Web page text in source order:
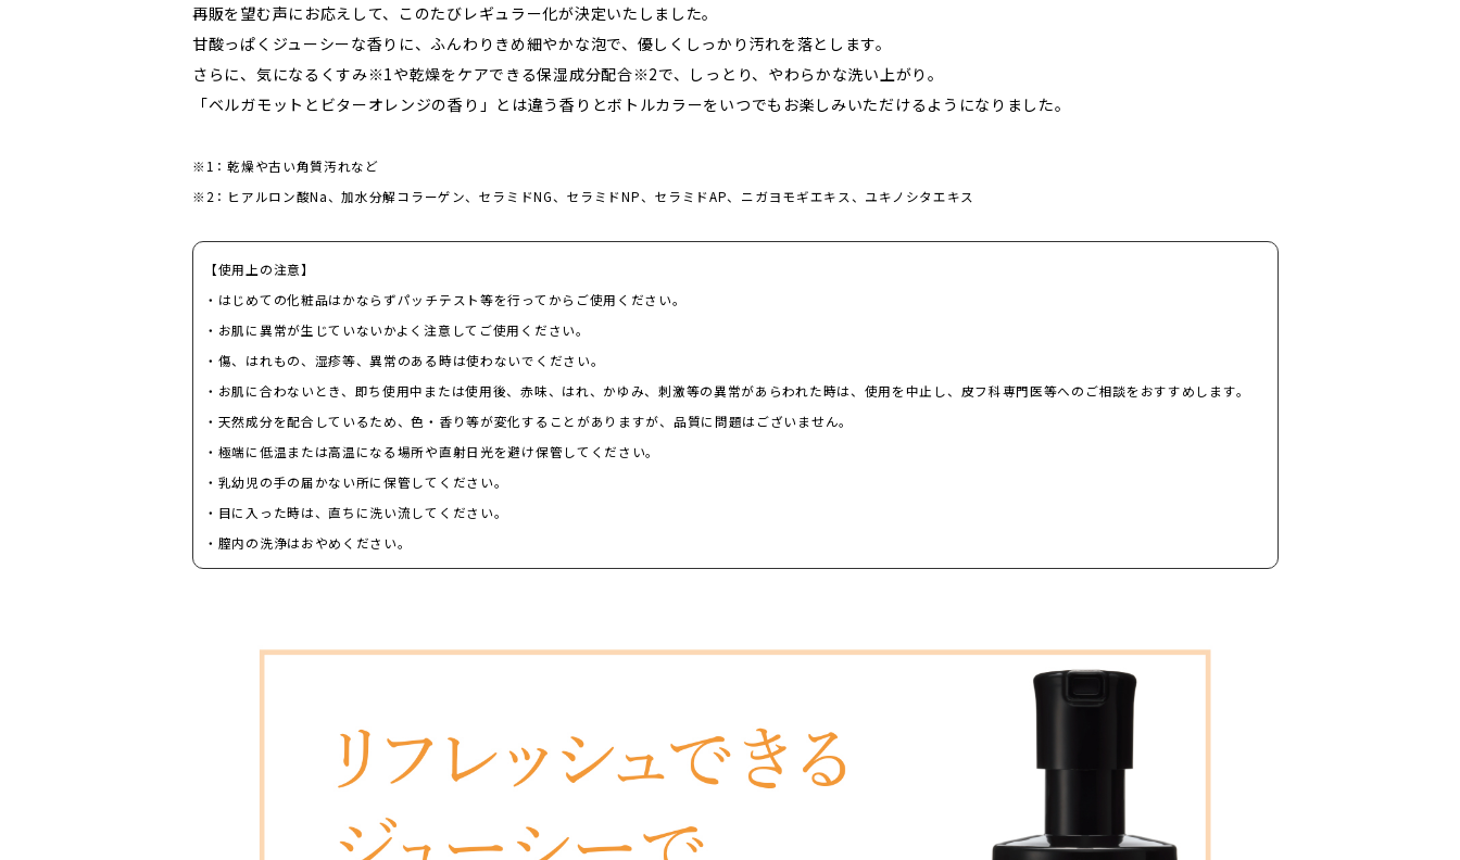
再販を望む声にお応えして、このたびレギュラー化が決定いたしました。
甘酸っぱくジューシーな香りに、ふんわりきめ細やかな泡で、優しくしっかり汚れを落とします。
さらに、気になるくすみ※1や乾燥をケアできる保湿成分配合※2で、しっとり、やわらかな洗い上がり。
「ベルガモットとビターオレンジの香り」とは違う香りとボトルカラーをいつでもお楽しみいただけるようになりました。
※1：乾燥や古い角質汚れなど
※2：ヒアルロン酸Na、加水分解コラーゲン、セラミドNG、セラミドNP、セラミドAP、ニガヨモギエキス、ユキノシタエキス
【使用上の注意】
・はじめての化粧品はかならずパッチテスト等を行ってからご使用ください。
・お肌に異常が生じていないかよく注意してご使用ください。
・傷、はれもの、湿疹等、異常のある時は使わないでください。
・お肌に合わないとき、即ち使用中または使用後、赤味、はれ、かゆみ、刺激等の異常があらわれた時は、使用を中止し、皮フ科専門医等へのご相談をおすすめします。
・天然成分を配合しているため、色・香り等が変化することがありますが、品質に問題はございません。
・極端に低温または高温になる場所や直射日光を避け保管してください。
・乳幼児の手の届かない所に保管してください。
・目に入った時は、直ちに洗い流してください。
・膣内の洗浄はおやめください。